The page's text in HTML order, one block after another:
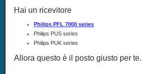
Hai un ricevitore
Philips PFL 7000 series
Philips PUS series
Philips PUK series
Allora questo è il posto giusto per te.